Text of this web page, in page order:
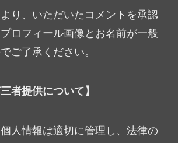
り、いただいたコメントを承認
ロフィール画像とお名前が一般
ご了承ください。
者提供について】
人情報は適切に管理し、法律の